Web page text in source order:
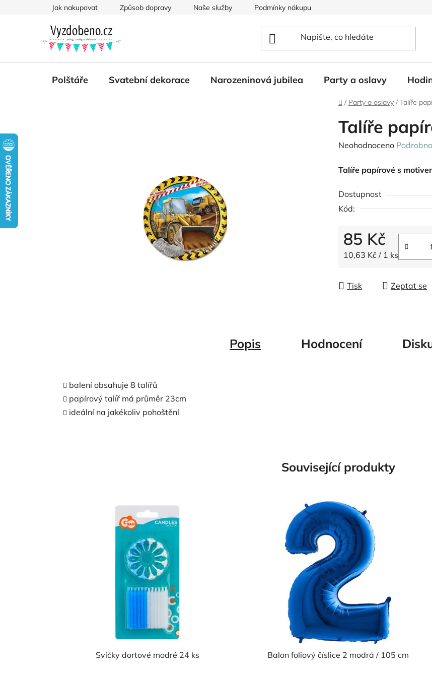
Jak nakupovat Způsob dopravy Naše služby Podmínky nákupu
Polštáře Svatební dekorace Narozeninová jubilea Party a oslavy
Domů
/ Party a oslavy / Talíře
Talíře
Průměrné
produktu
0,0
z
hvězdiček.
Neohodnoceno
Talíře papírové s
Dostupnost
Kód:
85 Kč
Měrná cena:
10,63 Kč / 1 ks
Tisk Zeptat se
Popis Hodnocení
balení obsahuje 8 talířů
papírový talíř má průměr 23cm
ideální na jakékoliv pohoštění
Související produkty
Svíčky dortové modré 24 ks Balon foliový číslice 2 modrá / 105 cm